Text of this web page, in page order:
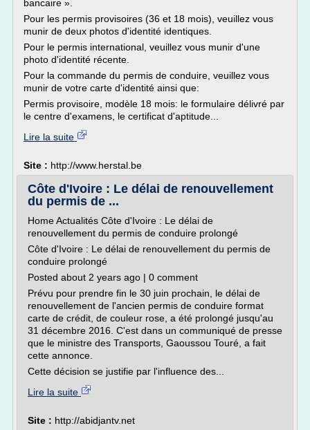
bancaire ».
Pour les permis provisoires (36 et 18 mois), veuillez vous
munir de deux photos d'identité identiques.
Pour le permis international, veuillez vous munir d'une
photo d'identité récente.
Pour la commande du permis de conduire, veuillez vous
munir de votre carte d'identité ainsi que:
Permis provisoire, modèle 18 mois: le formulaire délivré par
le centre d'examens, le certificat d'aptitude...
Lire la suite
Site : http://www.herstal.be
Côte d'Ivoire : Le délai de renouvellement
du permis de ...
Home Actualités Côte d'Ivoire : Le délai de
renouvellement du permis de conduire prolongé
Côte d'Ivoire : Le délai de renouvellement du permis de
conduire prolongé
Posted about 2 years ago | 0 comment
Prévu pour prendre fin le 30 juin prochain, le délai de
renouvellement de l'ancien permis de conduire format
carte de crédit, de couleur rose, a été prolongé jusqu'au
31 décembre 2016. C'est dans un communiqué de presse
que le ministre des Transports, Gaoussou Touré, a fait
cette annonce.
Cette décision se justifie par l'influence des...
Lire la suite
Site : http://abidjantv.net